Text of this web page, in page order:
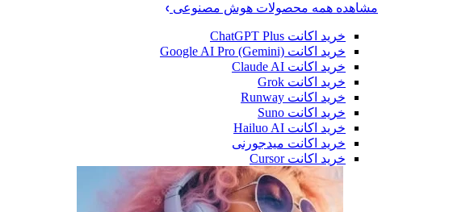
مشاهده همه محصولات هوش مصنوعی
خرید اکانت ChatGPT Plus
خرید اکانت Google AI Pro (Gemini)
خرید اکانت Claude AI
خرید اکانت Grok
خرید اکانت Runway
خرید اکانت Suno
خرید اکانت Hailuo AI
خرید اکانت میدجورنی
خرید اکانت Cursor